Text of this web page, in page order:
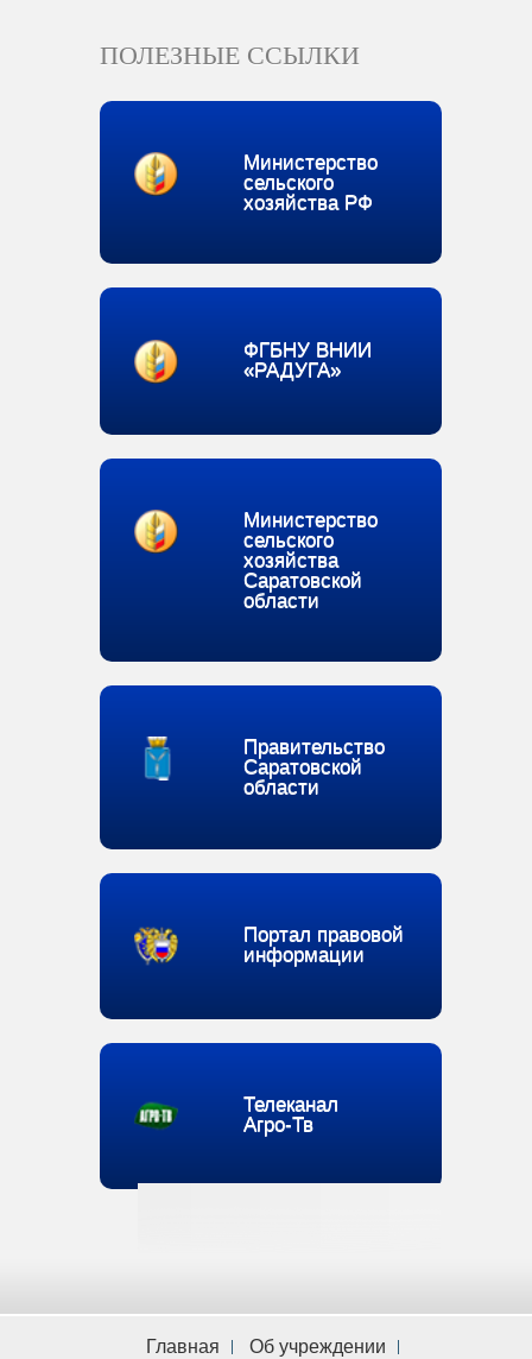
ПОЛЕЗНЫЕ ССЫЛКИ
Министерство
сельского
хозяйства РФ
ФГБНУ ВНИИ
«РАДУГА»
Министерство
сельского
хозяйства
Саратовской
области
Правительство
Саратовской
области
Портал правовой
информации
Телеканал
Агро-Тв
Главная
Об учреждении